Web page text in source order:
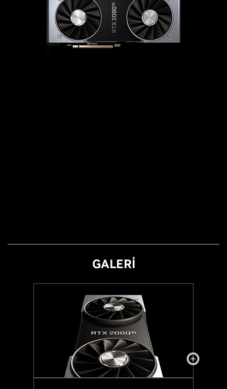
ilerisindedir.
GALERİ